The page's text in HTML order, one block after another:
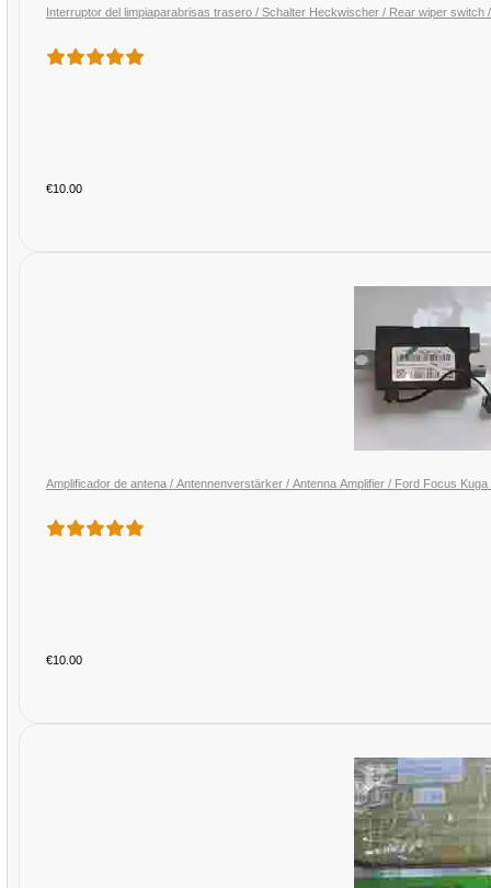
Interruptor del limpiaparabrisas trasero / Schalter Heckwischer / Rear wiper switch
€10.00
Amplificador de antena / Antennenverstärker / Antenna Amplifier / Ford Focus
€10.00